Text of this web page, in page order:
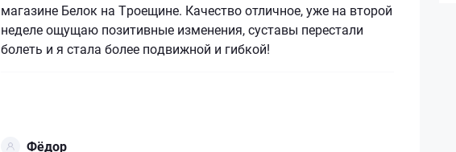
магазине Белок на Троещине. Качество отличное, уже на второй
неделе ощущаю позитивные изменения, суставы перестали
болеть и я стала более подвижной и гибкой!
Фёдор